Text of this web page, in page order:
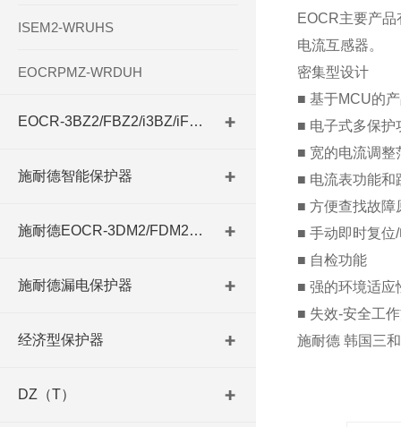
ISEM2-WRUHS
EOCRPMZ-WRDUH
EOCR-3BZ2/FBZ2/i3BZ/iFBZ
施耐德智能保护器
施耐德EOCR-3DM2/FDM2系列
施耐德漏电保护器
经济型保护器
DZ（T）
EOCR主要产
电流互感器。
密集型设计
■ 基于MCU的
■ 电子式多保
■ 宽的电流调
■ 电流表功能
■ 方便查找故
■ 手动即时复
■ 自检功能
■ 强的环境适应
■ 失效-安全工
施耐德 韩国三